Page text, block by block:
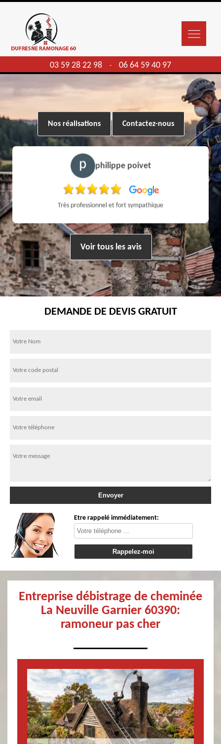
03 59 28 22 98 - 06 64 59 40 97
Nos réalisations Contactez-nous
philippe poivet
Très professionnel et fort sympathique
Voir tous les avis
DEMANDE DE DEVIS GRATUIT
Etre rappelé immédiatement:
Entreprise débistrage de cheminée
La Neuville Garnier 60390:
ramoneur pas cher